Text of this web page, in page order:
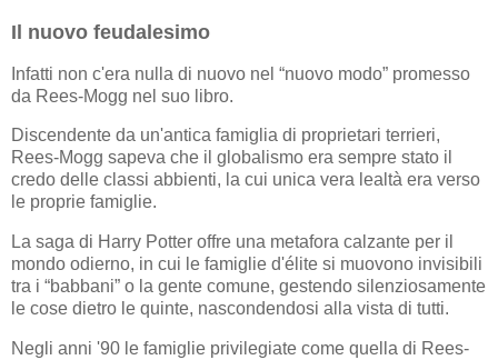
Il nuovo feudalesimo
Infatti non c'era nulla di nuovo nel “nuovo modo” promesso
da Rees-Mogg nel suo libro.
Discendente da un'antica famiglia di proprietari terrieri,
Rees-Mogg sapeva che il globalismo era sempre stato il
credo delle classi abbienti, la cui unica vera lealtà era verso
le proprie famiglie.
La saga di Harry Potter offre una metafora calzante per il
mondo odierno, in cui le famiglie d'élite si muovono invisibili
tra i “babbani” o la gente comune, gestendo silenziosamente
le cose dietro le quinte, nascondendosi alla vista di tutti.
Negli anni '90 le famiglie privilegiate come quella di Rees-